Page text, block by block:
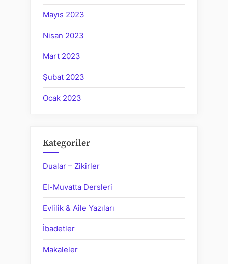
Mayıs 2023
Nisan 2023
Mart 2023
Şubat 2023
Ocak 2023
Kategoriler
Dualar – Zikirler
El-Muvatta Dersleri
Evlilik & Aile Yazıları
İbadetler
Makaleler